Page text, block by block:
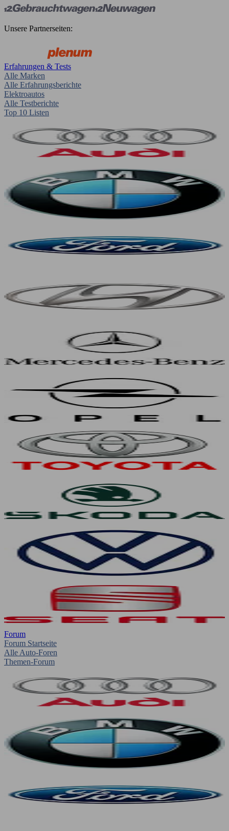
Unsere Partnerseiten:
Erfahrungen & Tests
Alle Marken
Alle Erfahrungsberichte
Elektroautos
Alle Testberichte
Top 10 Listen
Forum
Forum Startseite
Alle Auto-Foren
Themen-Forum